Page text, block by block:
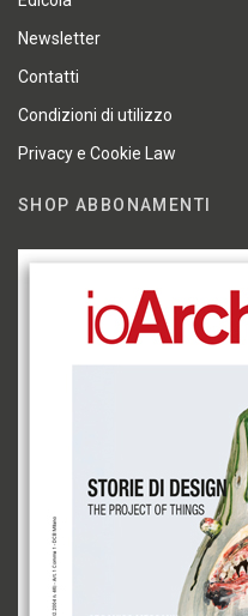
Newsletter
Contatti
Condizioni di utilizzo
Privacy e Cookie Law
SHOP ABBONAMENTI